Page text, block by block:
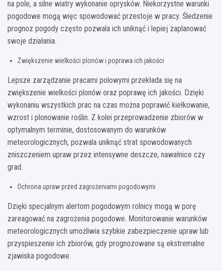
na pole, a silne wiatry wykonanie oprysków. Niekorzystne warunki
pogodowe mogą więc spowodować przestoje w pracy. Śledzenie
prognoz pogody często pozwala ich uniknąć i lepiej zaplanować
swoje działania.
Zwiększenie wielkości plonów i poprawa ich jakości
Lepsze zarządzanie pracami polowymi przekłada się na
zwiększenie wielkości plonów oraz poprawę ich jakości. Dzięki
wykonaniu wszystkich prac na czas można poprawić kiełkowanie,
wzrost i plonowanie roślin. Z kolei przeprowadzenie zbiorów w
optymalnym terminie, dostosowanym do warunków
meteorologicznych, pozwala uniknąć strat spowodowanych
zniszczeniem upraw przez intensywne deszcze, nawałnice czy
grad.
Ochrona upraw przed zagrożeniami pogodowymi
Dzięki specjalnym alertom pogodowym rolnicy mogą w porę
zareagować na zagrożenia pogodowe. Monitorowanie warunków
meteorologicznych umożliwia szybkie zabezpieczenie upraw lub
przyspieszenie ich zbiorów, gdy prognozowane są ekstremalne
zjawiska pogodowe.